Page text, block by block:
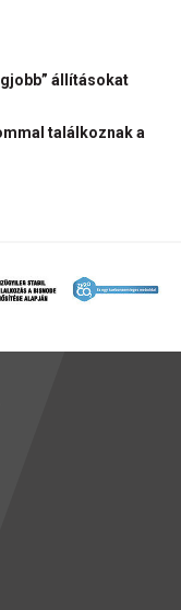
állításokat
találkoznak a